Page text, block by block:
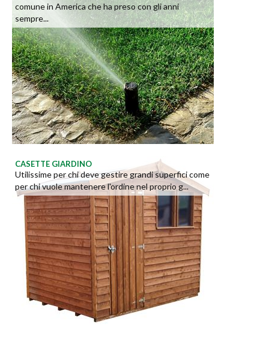
comune in America che ha preso con gli anni
sempre...
CASETTE GIARDINO
Utilissime per chi deve gestire grandi superfici come
per chi vuole mantenere l'ordine nel proprio g...